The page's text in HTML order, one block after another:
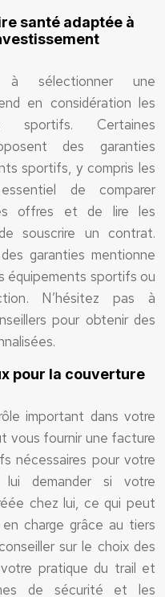
santé adaptée à
à sélectionner une
en considération les
sportifs. Certaines
des garanties
sportifs, y compris les
de comparer
offres et de lire les
souscrire un contrat.
garanties mentionne
équipements sportifs ou
N’hésitez pas à
pour obtenir des
pour la couverture
important dans votre
vous fournir une facture
nécessaires pour votre
lui demander si votre
chez lui, ce qui peut
charge grâce au tiers
sur le choix des
pratique du trail et
de sécurité et les